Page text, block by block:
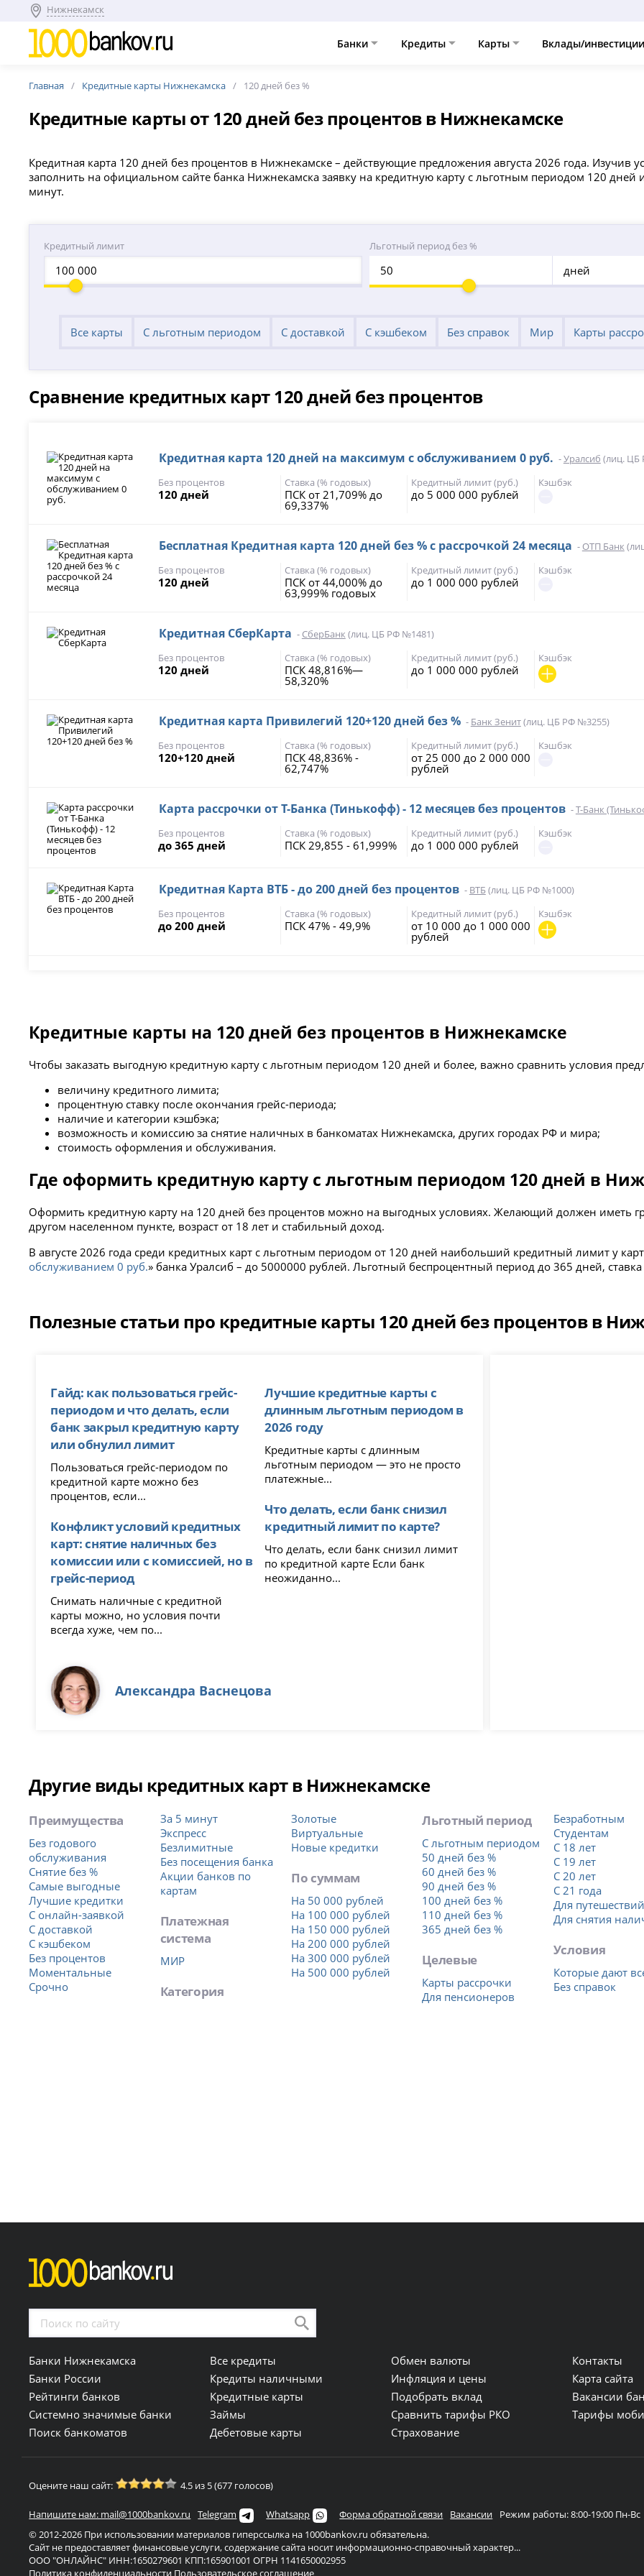
Нижнекамск
Банки Кредиты Карты Вклады/
Главная Кредитные карты Нижнекамска 120 дней без %
Кредитные карты от 120 дней без процентов в Нижнекамске
Кредитная карта 120 дней без процентов в Нижнекамске – действующие предложения августа 2026 года.
заполнить на официальном сайте банка Нижнекамска заявку на кредитную карту с льготным периодом 120
минут.
Кредитный лимит Льготный период без %
дней
Все карты С льготным периодом С доставкой С кэшбеком Без справок Мир Карты
Сравнение кредитных карт 120 дней без процентов
Кредитная карта 120 дней на максимум с обслуживанием 0 руб. -Уралсиб (лиц. ЦБ
Без процентов
120 дней
Ставка (% годовых)
ПСК от 21,709% до
69,337%
Кредитный лимит (руб.)
до 5 000 000 рублей
Кэшбэк
Бесплатная Кредитная карта 120 дней без % с рассрочкой 24 месяца - ОТП Банк
Без процентов
120 дней
Ставка (% годовых)
ПСК от 44,000% до
63,999% годовых
Кредитный лимит (руб.)
до 1 000 000 рублей
Кэшбэк
Кредитная СберКарта - СберБанк (лиц. ЦБ РФ №1481)
Без процентов
120 дней
Ставка (% годовых)
ПСК 48,816%—
58,320%
Кредитный лимит (руб.)
до 1 000 000 рублей
Кэшбэк
Кредитная карта Привилегий 120+120 дней без % - Банк Зенит(лиц. ЦБ РФ №3255)
Без процентов
120+120 дней
Ставка (% годовых)
ПСК 48,836% -
62,747%
Кредитный лимит (руб.)
от 25 000 до 2 000 000
рублей
Кэшбэк
Карта рассрочки от Т-Банка (Тинькофф) - 12 месяцев без процентов -Т-Банк
Без процентов
до 365 дней
Ставка (% годовых)
ПСК 29,855 - 61,999%
Кредитный лимит (руб.)
до 1 000 000 рублей
Кэшбэк
Кредитная Карта ВТБ - до 200 дней без процентов - ВТБ(лиц. ЦБ РФ №1000)
Без процентов
до 200 дней
Ставка (% годовых)
ПСК 47% - 49,9%
Кредитный лимит (руб.)
от 10 000 до 1 000 000
рублей
Кэшбэк
Кредитные карты на 120 дней без процентов в Нижнекамске
Чтобы заказать выгодную кредитную карту с льготным периодом 120 дней и более, важно сравнить условия
величину кредитного лимита;
процентную ставку после окончания грейс-периода;
наличие и категории кэшбэка;
возможность и комиссию за снятие наличных в банкоматах Нижнекамска, других городах РФ и мира;
стоимость оформления и обслуживания.
Где оформить кредитную карту с льготным периодом 120 дней в
Оформить кредитную карту на 120 дней без процентов можно на выгодных условиях. Желающий должен иметь
другом населенном пункте, возраст от 18 лет и стабильный доход.
В августе 2026 года среди кредитных карт с льготным периодом от 120 дней наибольший кредитный лимит у
обслуживанием 0 руб.» банка Уралсиб – до 5000000 рублей. Льготный беспроцентный период до 365 дней,
Полезные статьи про кредитные карты 120 дней без процентов в
Гайд: как пользоваться грейс-
периодом и что делать, если
банк закрыл кредитную карту
или обнулил лимит
Пользоваться грейс-периодом по
кредитной карте можно без
процентов, если...
Конфликт условий кредитных
карт: снятие наличных без
комиссии или с комиссией, но в
грейс-период
Снимать наличные с кредитной
карты можно, но условия почти
всегда хуже, чем по...
Лучшие кредитные карты с
длинным льготным периодом в
2026 году
Кредитные карты с длинным
льготным периодом — это не просто
платежные...
Что делать, если банк снизил
кредитный лимит по карте?
Что делать, если банк снизил лимит
по кредитной карте Если банк
неожиданно...
Александра Васнецова
Другие виды кредитных карт в Нижнекамске
Преимущества
Без годового
обслуживания
Снятие без %
Самые выгодные
Лучшие кредитки
С онлайн-заявкой
С доставкой
С кэшбеком
Без процентов
Моментальные
Срочно
За 5 минут
Экспресс
Безлимитные
Без посещения банка
Акции банков по
картам
Платежная
система
МИР
Категория
Золотые
Виртуальные
Новые кредитки
По суммам
На 50 000 рублей
На 100 000 рублей
На 150 000 рублей
На 200 000 рублей
На 300 000 рублей
На 500 000 рублей
Льготный период
С льготным периодом
50 дней без %
60 дней без %
90 дней без %
100 дней без %
110 дней без %
365 дней без %
Целевые
Карты рассрочки
Для пенсионеров
Безработным
Студентам
С 18 лет
С 19 лет
С 20 лет
С 21 года
Для путешествий
Для снятия
Условия
Которые дают
Без справок
Банки Нижнекамска
Банки России
Рейтинги банков
Системно значимые банки
Поиск банкоматов
Все кредиты
Кредиты наличными
Кредитные карты
Займы
Дебетовые карты
Обмен валюты
Инфляция и цены
Подобрать вклад
Сравнить тарифы РКО
Страхование
Контакты
Карта сайта
Вакансии
Тарифы
Оцените наш сайт: 4.5 из 5 (677 голосов)
Напишите нам: mail@1000bankov.ru Telegram Whatsapp Форма обратной связи Вакансии
Режим работы: 8:00-19:00 Пн-Вс
© 2012-2026 При использовании материалов гиперссылка на 1000bankov.ru обязательна.
Сайт не предоставляет финансовые услуги, содержание сайта носит информационно-справочный характер...
ООО "ОНЛАЙНС" ИНН:1650279601 КПП:165901001 ОГРН 1141650002955
Политика конфиденциальности Пользовательское соглашение